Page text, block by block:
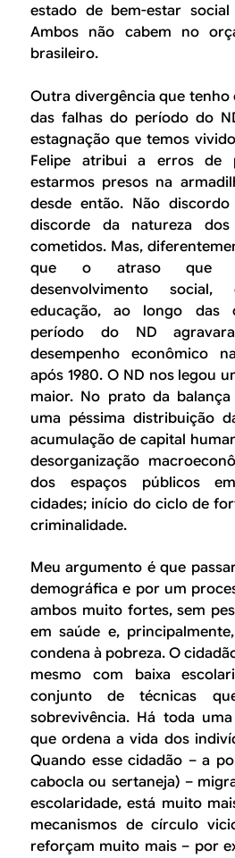
estado de bem-estar
Ambos não cabem no
brasileiro.
Outra divergência que tenho
das falhas do período do
estagnação que temos
Felipe atribui a erros de
estarmos presos na
desde então. Não
discorde da natureza
cometidos. Mas,
que o atraso que
desenvolvimento
educação, ao longo das
período do ND
desempenho econômico
após 1980. O ND nos legou
maior. No prato da
uma péssima distribuição
acumulação de capital
desorganização
dos espaços públicos
cidades; início do ciclo de
criminalidade.
Meu argumento é que
demográfica e por um
ambos muito fortes, sem
em saúde e,
condena à pobreza. O
mesmo com baixa
conjunto de técnicas
sobrevivência. Há toda
que ordena a vida dos
Quando esse cidadão – a
cabocla ou sertaneja) –
escolaridade, está muito
mecanismos de círculo
reforçam muito mais – por